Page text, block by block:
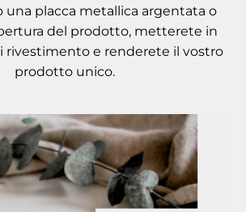
placca metallica argentata o
del prodotto, metterete in
rivestimento e renderete il vostro
prodotto unico.